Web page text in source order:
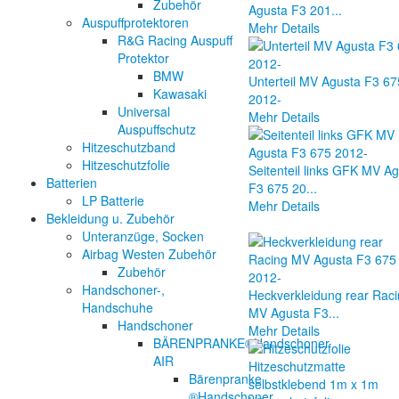
Zubehör
Auspuffprotektoren
R&G Racing Auspuff
Protektor
BMW
Kawasaki
Universal
Auspuffschutz
Hitzeschutzband
Hitzeschutzfolie
Batterien
LP Batterie
Bekleidung u. Zubehör
Unteranzüge, Socken
Airbag Westen Zubehör
Zubehör
Handschoner-,
Handschuhe
Handschoner
BÄRENPRANKE®Handschoner
AIR
Bärenpranke
Agusta F3 201...
Mehr Details
Unterteil MV Agusta F3
2012-
Mehr Details
Seitenteil links GFK MV
F3 675 20...
Mehr Details
Heckverkleidung rear
MV Agusta F3...
Mehr Details